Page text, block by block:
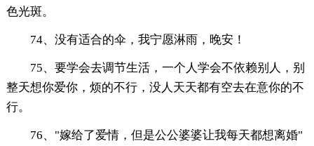
色光斑。
74、没有适合的伞，我宁愿淋雨，晚安！
75、要学会去调节生活，一个人学会不依赖别人，别
整天想你爱你，烦的不行，没人天天都有空去在意你的不
行。
76、"嫁给了爱情，但是公公婆婆让我每天都想离婚"